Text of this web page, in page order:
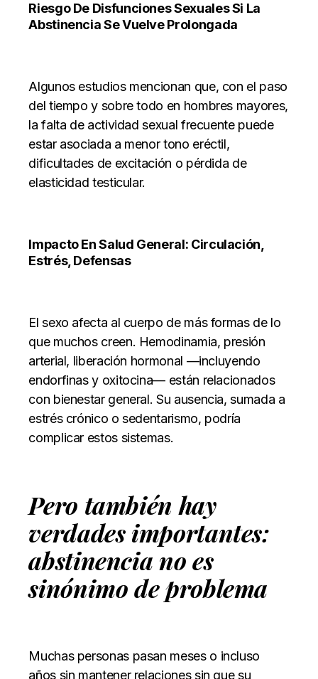
Riesgo De Disfunciones Sexuales Si La
Abstinencia Se Vuelve Prolongada
Algunos estudios mencionan que, con el paso
del tiempo y sobre todo en hombres mayores,
la falta de actividad sexual frecuente puede
estar asociada a menor tono eréctil,
dificultades de excitación o pérdida de
elasticidad testicular.
Impacto En Salud General: Circulación,
Estrés, Defensas
El sexo afecta al cuerpo de más formas de lo
que muchos creen. Hemodinamia, presión
arterial, liberación hormonal —incluyendo
endorfinas y oxitocina— están relacionados
con bienestar general. Su ausencia, sumada a
estrés crónico o sedentarismo, podría
complicar estos sistemas.
Pero también hay
verdades importantes:
abstinencia no es
sinónimo de problema
Muchas personas pasan meses o incluso
años sin mantener relaciones sin que su